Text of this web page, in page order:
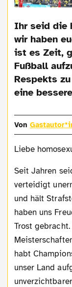
Ihr seid die
wir haben
ist es Zeit,
Fußball
Respekts
eine
Von
Liebe
Seit Jahren seid ihr da, schießt Tore für uns,
verteidigt
und hält
haben uns
Trost
habt
unser Land